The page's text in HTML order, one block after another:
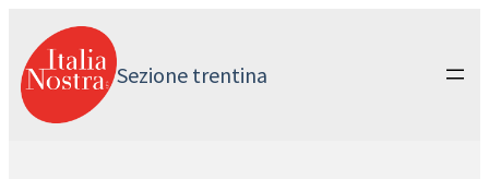
contenuto
Sezione trentina